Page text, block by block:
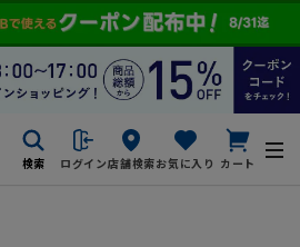
検索 ログイン店舗検索お気に入り カート